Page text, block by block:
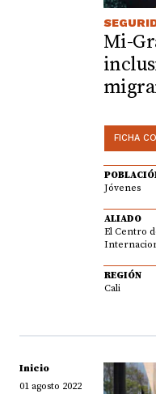
Mi-
FICHA
Jóvenes
ALIADO
El Centro
REGIÓN
Cali
Inicio
01 agosto 2022